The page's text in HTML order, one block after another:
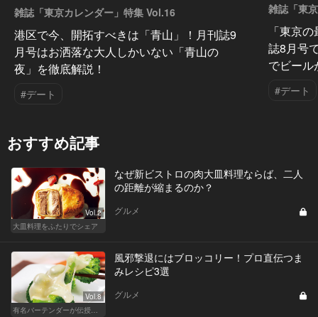
雑誌「東京カレンダー」特集 Vol.16
港区で今、開拓すべきは「青山」！月刊誌9
月号はお洒落な大人しかいない「青山の
夜」を徹底解説！
#デート
雑誌「東
「東京
誌8月号
でビール
#デート
おすすめ記事
Vol.2
大皿料理をふたりでシェア
なぜ新ビストロの肉大皿料理ならば、二人
の距離が縮まるのか？
グルメ
Vol.8
有名バーテンダーが伝授する簡単つまみレシピ
風邪撃退にはブロッコリー！プロ直伝つま
みレシピ3選
グルメ